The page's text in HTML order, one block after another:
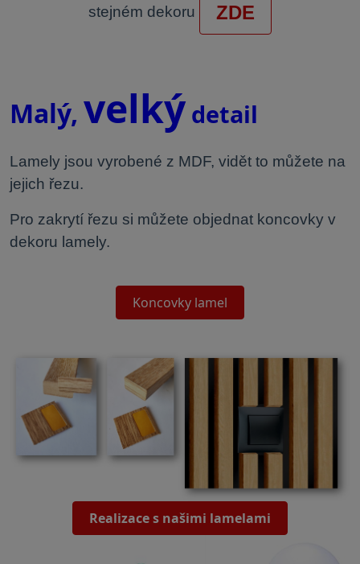
stejném dekoru
ZDE
Malý, velký detail
Lamely jsou vyrobené z MDF, vidět to můžete na
jejich řezu.
Pro zakrytí řezu si můžete objednat koncovky v
dekoru lamely.
Koncovky lamel
Realizace s našimi lamelami